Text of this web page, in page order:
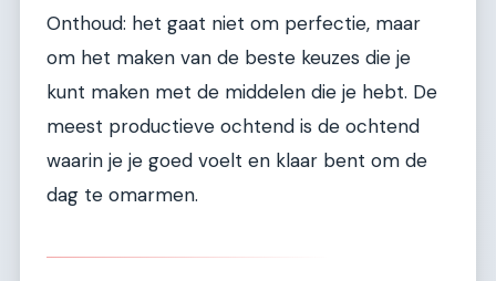
Onthoud: het gaat niet om perfectie, maar
om het maken van de beste keuzes die je
kunt maken met de middelen die je hebt. De
meest productieve ochtend is de ochtend
waarin je je goed voelt en klaar bent om de
dag te omarmen.